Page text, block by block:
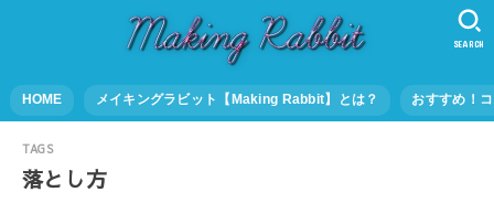
HOME メイキングラビット【Making Rabbit】とは？ おすすめ！
SEARCH
落とし方